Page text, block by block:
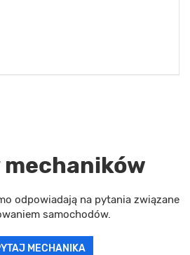
mechaników
odpowiadają na pytania związane
samochodów.
MECHANIKA